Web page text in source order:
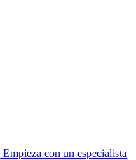
Empieza con un especialista